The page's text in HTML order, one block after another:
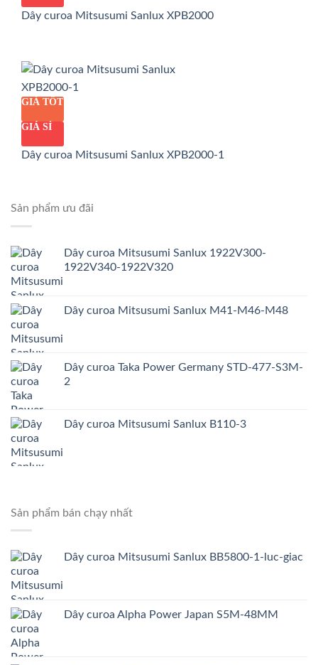
Dây curoa Mitsusumi Sanlux XPB2000
GIÁ TỐT
GIÁ SỈ
Dây curoa Mitsusumi Sanlux XPB2000-1
Sản phẩm ưu đãi
Dây curoa Mitsusumi Sanlux 1922V300-
1922V340-1922V320
Dây curoa Mitsusumi Sanlux M41-M46-M48
Dây curoa Taka Power Germany STD-477-S3M-
2
Dây curoa Mitsusumi Sanlux B110-3
Sản phẩm bán chạy nhất
Dây curoa Mitsusumi Sanlux BB5800-1-luc-giac
Dây curoa Alpha Power Japan S5M-48MM